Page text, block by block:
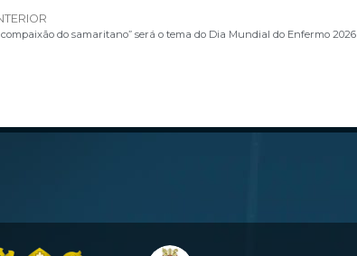
compaixão do samaritano” será o tema do Dia Mundial do Enfermo 2026